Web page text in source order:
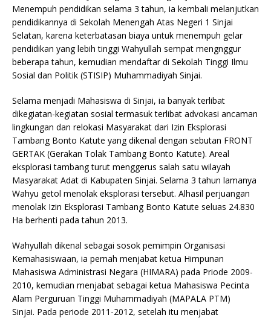
Menempuh pendidikan selama 3 tahun, ia kembali melanjutkan
pendidikannya di Sekolah Menengah Atas Negeri 1 Sinjai
Selatan, karena keterbatasan biaya untuk menempuh gelar
pendidikan yang lebih tinggi Wahyullah sempat mengnggur
beberapa tahun, kemudian mendaftar di Sekolah Tinggi Ilmu
Sosial dan Politik (STISIP) Muhammadiyah Sinjai.
Selama menjadi Mahasiswa di Sinjai, ia banyak terlibat
dikegiatan-kegiatan sosial termasuk terlibat advokasi ancaman
lingkungan dan relokasi Masyarakat dari Izin Eksplorasi
Tambang Bonto Katute yang dikenal dengan sebutan FRONT
GERTAK (Gerakan Tolak Tambang Bonto Katute). Areal
eksplorasi tambang turut menggerus salah satu wilayah
Masyarakat Adat di Kabupaten Sinjai. Selama 3 tahun lamanya
Wahyu getol menolak eksplorasi tersebut. Alhasil perjuangan
menolak Izin Eksplorasi Tambang Bonto Katute seluas 24.830
Ha berhenti pada tahun 2013.
Wahyullah dikenal sebagai sosok pemimpin Organisasi
Kemahasiswaan, ia pernah menjabat ketua Himpunan
Mahasiswa Administrasi Negara (HIMARA) pada Priode 2009-
2010, kemudian menjabat sebagai ketua Mahasiswa Pecinta
Alam Perguruan Tinggi Muhammadiyah (MAPALA PTM)
Sinjai. Pada periode 2011-2012, setelah itu menjabat